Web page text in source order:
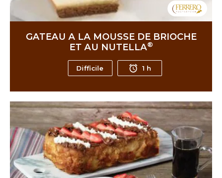
GATEAU A LA MOUSSE DE BRIOCHE
ET AU NUTELLA®
Difficile 1 h